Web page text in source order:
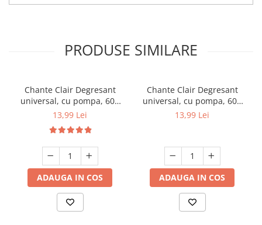
PRODUSE SIMILARE
Chante Clair Degresant
universal, cu pompa, 600
ml, Lamaie
13,99 Lei
ADAUGA IN COS
Chante Clair Degresant
universal, cu pompa, 600
ml, Lavanda
13,99 Lei
ADAUGA IN COS